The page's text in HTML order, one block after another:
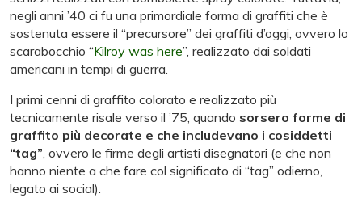
negli anni ’40 ci fu una primordiale forma di graffiti che è
sostenuta essere il “precursore” dei graffiti d’oggi, ovvero lo
scarabocchio “Kilroy was here”, realizzato dai soldati
americani in tempi di guerra.
I primi cenni di graffito colorato e realizzato più
tecnicamente risale verso il ’75, quando sorsero forme di
graffito più decorate e che includevano i cosiddetti
“tag”, ovvero le firme degli artisti disegnatori (e che non
hanno niente a che fare col significato di “tag” odierno,
legato ai social).